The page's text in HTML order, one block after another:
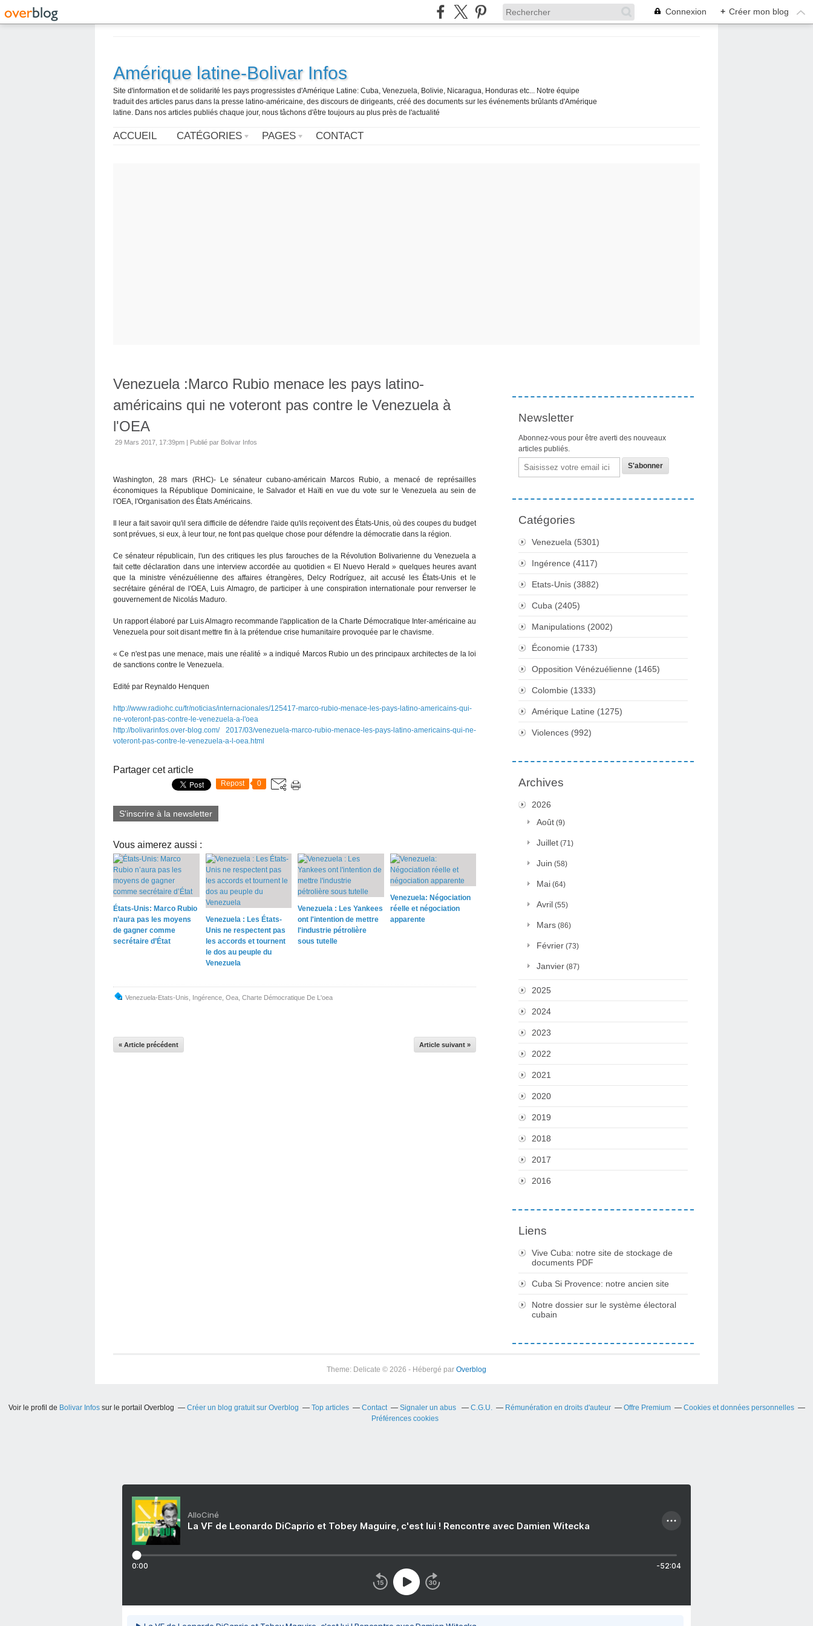
Connexion + Créer mon blog
Amérique latine-Bolivar Infos
Site d'information et de solidarité les pays progressistes d'Amérique Latine: Cuba, Venezuela, Bolivie, Nicaragua, Honduras etc... Notre équipe
traduit des articles parus dans la presse latino-américaine, des discours de dirigeants, créé des documents sur les événements brûlants d'Amérique
latine. Dans nos articles publiés chaque jour, nous tâchons d'être toujours au plus près de l'actualité
ACCUEIL CATÉGORIES PAGES CONTACT
Venezuela :Marco Rubio menace les pays latino-
américains qui ne voteront pas contre le Venezuela à
l'OEA
29 Mars 2017, 17:39pm | Publié par Bolivar Infos
Washington, 28 mars (RHC)- Le sénateur cubano-américain Marcos Rubio, a menacé de représailles
économiques la République Dominicaine, le Salvador et Haïti en vue du vote sur le Venezuela au sein de
l'OEA, l'Organisation des États Américains.
Il leur a fait savoir qu'il sera difficile de défendre l'aide qu'ils reçoivent des États-Unis, où des coupes du budget
sont prévues, si eux, à leur tour, ne font pas quelque chose pour défendre la démocratie dans la région.
Ce sénateur républicain, l'un des critiques les plus farouches de la Révolution Bolivarienne du Venezuela a
fait cette déclaration dans une interview accordée au quotidien « El Nuevo Herald » quelques heures avant
que la ministre vénézuélienne des affaires étrangères, Delcy Rodríguez, ait accusé les États-Unis et le
secrétaire général de l'OEA, Luis Almagro, de participer à une conspiration internationale pour renverser le
gouvernement de Nicolás Maduro.
Un rapport élaboré par Luis Almagro recommande l'application de la Charte Démocratique Inter-américaine au
Venezuela pour soit disant mettre fin à la prétendue crise humanitaire provoquée par le chavisme.
« Ce n'est pas une menace, mais une réalité » a indiqué Marcos Rubio un des principaux architectes de la loi
de sanctions contre le Venezuela.
Edité par Reynaldo Henquen
http://www.radiohc.cu/fr/noticias/internacionales/125417-marco-rubio-menace-les-pays-latino-americains-qui-
ne-voteront-pas-contre-le-venezuela-a-l'oea
http://bolivarinfos.over-blog.com/ 2017/03/venezuela-marco-rubio-menace-les-pays-latino-americains-qui-ne-
voteront-pas-contre-le-venezuela-a-l-oea.html
Partager cet article
Repost 0
S'inscrire à la newsletter
Vous aimerez aussi :
États-Unis: Marco Rubio
n’aura pas les moyens
de gagner comme
secrétaire d’État
Venezuela : Les États-
Unis ne respectent pas
les accords et tournent
le dos au peuple du
Venezuela
Venezuela : Les Yankees
ont l'intention de mettre
l'industrie pétrolière
sous tutelle
Venezuela: Négociation
réelle et négociation
apparente
Venezuela-Etats-Unis Ingérence Oea Charte Démocratique De L'oea
« Article précédent Article suivant »
Newsletter
Abonnez-vous pour être averti des nouveaux
articles publiés.
Email
Catégories
Venezuela (5301)
Ingérence (4117)
Etats-Unis (3882)
Cuba (2405)
Manipulations (2002)
Économie (1733)
Opposition Vénézuélienne (1465)
Colombie (1333)
Amérique Latine (1275)
Violences (992)
Archives
2026
Août (9)
Juillet (71)
Juin (58)
Mai (64)
Avril (55)
Mars (86)
Février (73)
Janvier (87)
2025
2024
2023
2022
2021
2020
2019
2018
2017
2016
Liens
Vive Cuba: notre site de stockage de
documents PDF
Cuba Si Provence: notre ancien site
Notre dossier sur le système électoral
cubain
Theme: Delicate © 2026 - Hébergé par Overblog
Voir le profil de Bolivar Infossur le portail Overblog Créer un blog gratuit sur Overblog Top articles Contact Signaler un abus C.G.U. Rémunération en droits d'auteur Offre Premium
Cookies et données personnelles
Préférences cookies
AlloCiné
La VF de Leonardo DiCaprio et Tobey Maguire, c'est lui ! Rencontre avec Damien Witecka
0:00 -52:04